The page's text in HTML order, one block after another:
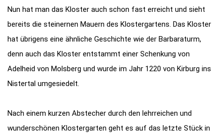
Nun hat man das Kloster auch schon fast erreicht und sieht
bereits die steinernen Mauern des Klostergartens. Das Kloster
hat übrigens eine ähnliche Geschichte wie der Barbaraturm,
denn auch das Kloster entstammt einer Schenkung von
Adelheid von Molsberg und wurde im Jahr 1220 von Kirburg ins
Nistertal umgesiedelt.
Nach einem kurzen Abstecher durch den lehrreichen und
wunderschönen Klostergarten geht es auf das letzte Stück in